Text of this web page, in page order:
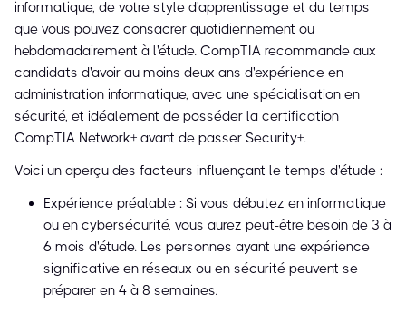
informatique, de votre style d'apprentissage et du temps
que vous pouvez consacrer quotidiennement ou
hebdomadairement à l'étude. CompTIA recommande aux
candidats d'avoir au moins deux ans d'expérience en
administration informatique, avec une spécialisation en
sécurité, et idéalement de posséder la certification
CompTIA Network+ avant de passer Security+.
Voici un aperçu des facteurs influençant le temps d'étude :
Expérience préalable : Si vous débutez en informatique
ou en cybersécurité, vous aurez peut-être besoin de 3 à
6 mois d'étude. Les personnes ayant une expérience
significative en réseaux ou en sécurité peuvent se
préparer en 4 à 8 semaines.